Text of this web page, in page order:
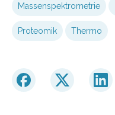
Massenspektrometrie
Proteomik Thermo